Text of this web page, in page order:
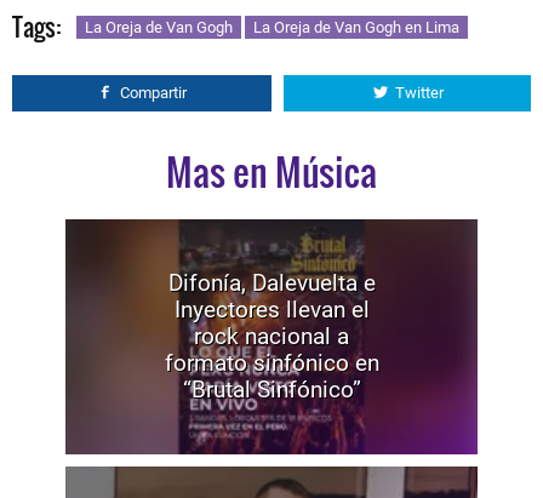
Tags: La Oreja de Van Gogh La Oreja de Van Gogh en Lima
Compartir Twitter
Mas en Música
Difonía, Dalevuelta e
Inyectores llevan el
rock nacional a
formato sinfónico en
“Brutal Sinfónico”